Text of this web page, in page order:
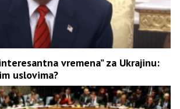
vremena” za Ukrajinu:
uslovima?